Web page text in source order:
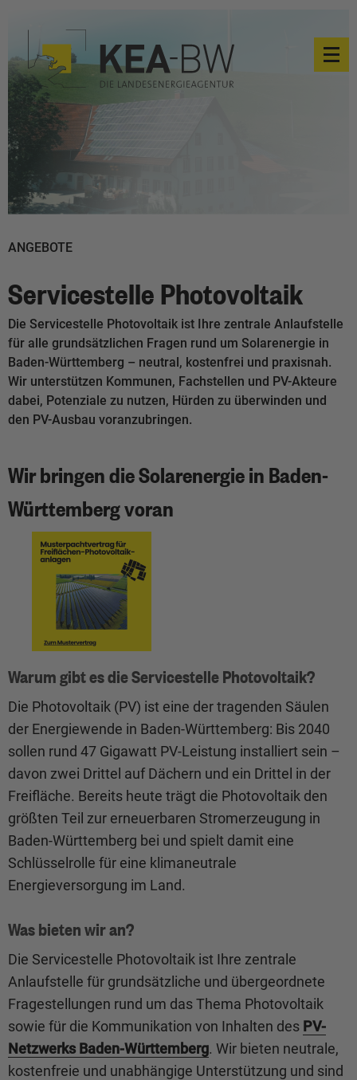
ANGEBOTE
Servicestelle Photovoltaik
Die Servicestelle Photovoltaik ist Ihre zentrale Anlaufstelle
für alle grundsätzlichen Fragen rund um Solarenergie in
Baden-Württemberg – neutral, kostenfrei und praxisnah.
Wir unterstützen Kommunen, Fachstellen und PV-Akteure
dabei, Potenziale zu nutzen, Hürden zu überwinden und
den PV-Ausbau voranzubringen.
Wir bringen die Solarenergie in Baden-
Württemberg voran
Warum gibt es die Servicestelle Photovoltaik?
Die Photovoltaik (PV) ist eine der tragenden Säulen
der Energiewende in Baden-Württemberg: Bis 2040
sollen rund 47 Gigawatt PV-Leistung installiert sein –
davon zwei Drittel auf Dächern und ein Drittel in der
Freifläche. Bereits heute trägt die Photovoltaik den
größten Teil zur erneuerbaren Stromerzeugung in
Baden-Württemberg bei und spielt damit eine
Schlüsselrolle für eine klimaneutrale
Energieversorgung im Land.
Was bieten wir an?
Die Servicestelle Photovoltaik ist Ihre zentrale
Anlaufstelle für grundsätzliche und übergeordnete
Fragestellungen rund um das Thema Photovoltaik
sowie für die Kommunikation von Inhalten des PV-
Netzwerks Baden-Württemberg. Wir bieten neutrale,
kostenfreie und unabhängige Unterstützung und sind